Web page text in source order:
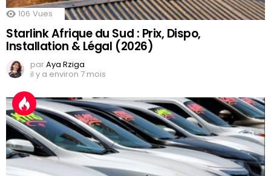
106 Vues
Starlink Afrique du Sud : Prix, Dispo,
Installation & Légal (2026)
parAya Rziga
il y a environ 7 mois